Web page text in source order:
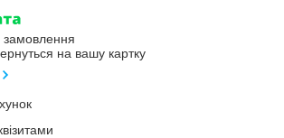
замовлення
на вашу картку